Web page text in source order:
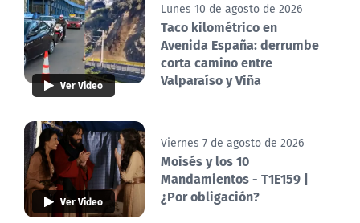
Ver Video
Lunes 10 de agosto de 2026
Taco kilométrico en
Avenida España: derrumbe
corta camino entre
Valparaíso y Viña
Ver Video
Viernes 7 de agosto de 2026
Moisés y los 10
Mandamientos - T1E159 |
¿Por obligación?